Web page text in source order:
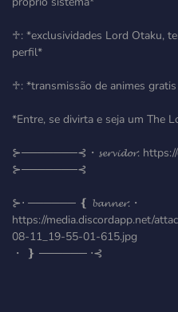
♱: *exclusividades Lord Otaku,
perfil*
♱: *transmissão de animes
*Entre, se divirta e seja um The
⊱───────⊰・𝓼𝓮𝓻𝓿𝓲𝓭𝓸𝓻: https://
⊱───────⊰
⊱⋅ ────── ❴ 𝓫𝓪𝓷𝓷𝓮𝓻:・
https://media.discordapp.net/
08-11_19-55-01-615.jpg
・ ❵ ────── ⋅⊰